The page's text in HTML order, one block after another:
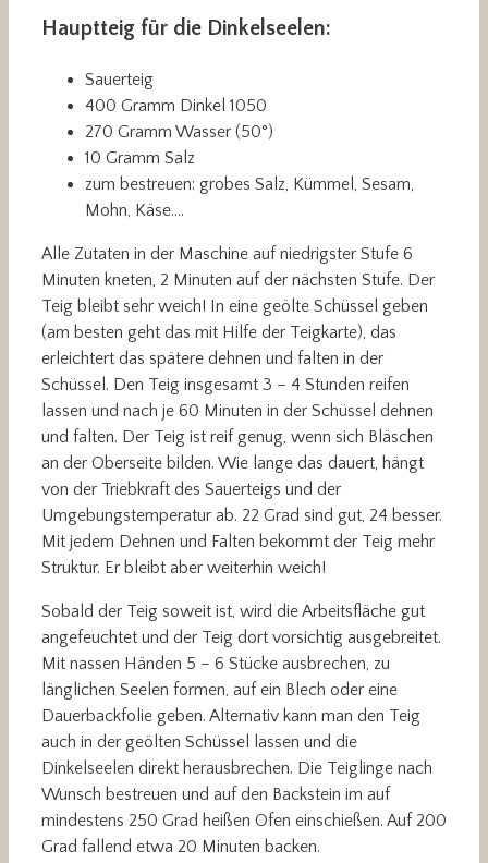
Hauptteig für die Dinkelseelen:
Sauerteig
400 Gramm Dinkel 1050
270 Gramm Wasser (50°)
10 Gramm Salz
zum bestreuen: grobes Salz, Kümmel, Sesam,
Mohn, Käse….
Alle Zutaten in der Maschine auf niedrigster Stufe 6
Minuten kneten, 2 Minuten auf der nächsten Stufe. Der
Teig bleibt sehr weich! In eine geölte Schüssel geben
(am besten geht das mit Hilfe der Teigkarte), das
erleichtert das spätere dehnen und falten in der
Schüssel. Den Teig insgesamt 3 – 4 Stunden reifen
lassen und nach je 60 Minuten in der Schüssel dehnen
und falten. Der Teig ist reif genug, wenn sich Bläschen
an der Oberseite bilden. Wie lange das dauert, hängt
von der Triebkraft des Sauerteigs und der
Umgebungstemperatur ab. 22 Grad sind gut, 24 besser.
Mit jedem Dehnen und Falten bekommt der Teig mehr
Struktur. Er bleibt aber weiterhin weich!
Sobald der Teig soweit ist, wird die Arbeitsfläche gut
angefeuchtet und der Teig dort vorsichtig ausgebreitet.
Mit nassen Händen 5 – 6 Stücke ausbrechen, zu
länglichen Seelen formen, auf ein Blech oder eine
Dauerbackfolie geben. Alternativ kann man den Teig
auch in der geölten Schüssel lassen und die
Dinkelseelen direkt herausbrechen. Die Teiglinge nach
Wunsch bestreuen und auf den Backstein im auf
mindestens 250 Grad heißen Ofen einschießen. Auf 200
Grad fallend etwa 20 Minuten backen.